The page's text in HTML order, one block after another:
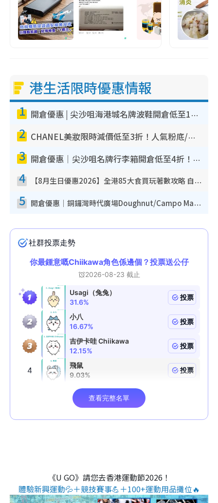
港生活限時優惠情報
1 開倉優惠 | 尖沙咀海港城名牌波鞋開倉低至1折！On鞋$899起／Joy&Peace鞋履$98起
2 CHANEL美妝限時減價低至3折！人氣粉底/唇膏/精華液低至$275！COCO香水都有平
3 開倉優惠｜尖沙咀名牌行李箱開倉低至4折！一連5日 American Tourister/ace./Hallmark $200起！
4 【8月生日優惠2026】全港85大食買玩著數攻略 自助餐/火鍋放題同行免費＋誠品/DONKI送現金券
5 開倉優惠｜銅鑼灣時代廣場Doughnut/Campo Marzio開倉低至1折！背囊、書包、手袋劈價$200起
《U GO》請您去香港運動節2026！
體驗新興運動💦＋競技賽事💪＋100+運動用品攤位🔥